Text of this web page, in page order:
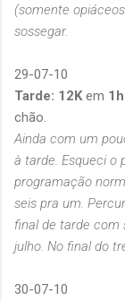
(somente
sossegar.
29-07-10
Tarde: 12K em
chão.
Ainda com um
à tarde. Esqueci o
programação
seis pra um.
final de tarde com
julho. No final do
30-07-10